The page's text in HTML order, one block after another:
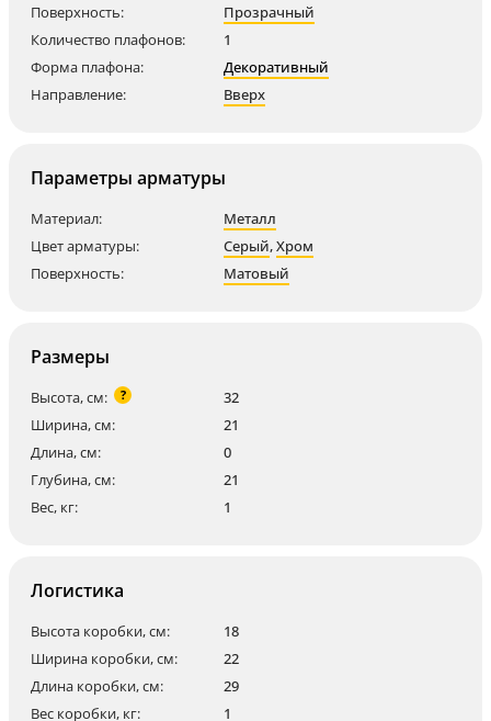
Поверхность:
Прозрачный
Количество плафонов:
1
Форма плафона:
Декоративный
Направление:
Вверх
Параметры арматуры
Материал:
Металл
Цвет арматуры:
Серый,Хром
Поверхность:
Матовый
Размеры
Высота, см: ?
32
Ширина, см:
21
Длина, см:
0
Глубина, см:
21
Вес, кг:
1
Логистика
Высота коробки, см:
18
Ширина коробки, см:
22
Длина коробки, см:
29
Вес коробки, кг:
1